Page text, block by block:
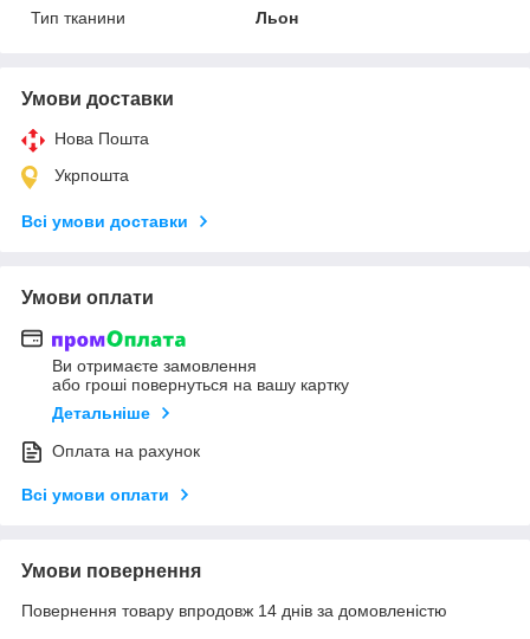
Тип тканини
Льон
Умови доставки
Нова Пошта
Укрпошта
Всі умови доставки
Умови оплати
Ви отримаєте замовлення
або гроші повернуться на вашу картку
Детальніше
Оплата на рахунок
Всі умови оплати
Умови повернення
Повернення товару впродовж 14 днів за домовленістю